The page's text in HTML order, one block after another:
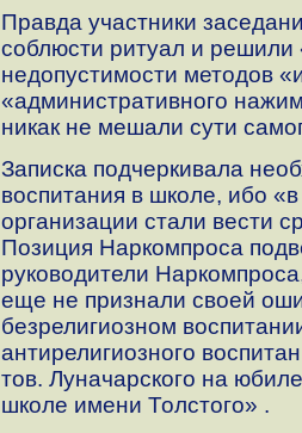
Правда участники
соблюсти ритуал и решили
недопустимости методов
«административного
никак не мешали сути
Записка подчеркивала
воспитания в школе, ибо
организации стали вести
Позиция Наркомпроса
руководители
еще не признали своей
безрелигиозном
антирелигиозного
тов. Луначарского на
школе имени Толстого» .